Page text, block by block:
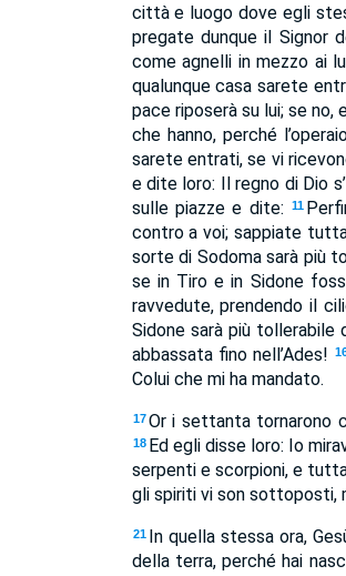
città e luogo dove egli
pregate dunque il Signor
come agnelli in mezzo ai
qualunque casa sarete
pace riposerà su lui; se no,
che hanno, perché
sarete entrati, se vi
e dite loro: Il regno di Dio
sulle piazze e dite:
11
contro a voi; sappiate
sorte di Sodoma sarà più
se in Tiro e in Sidone
ravvedute, prendendo il
Sidone sarà più tollerabile
abbassata fino nell’Ades!
Colui che mi ha mandato.
17 Or i settanta tornarono
18 Ed egli disse loro: Io
serpenti e scorpioni, e
gli spiriti vi son sottoposti,
21 In quella stessa ora,
della terra, perché hai